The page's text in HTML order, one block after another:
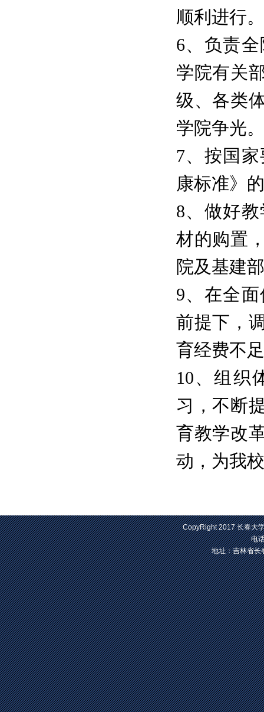
顺利进行。
6、负责
学院有关
级、各类
学院争光。
7、按国
康标准》
8、做好
材的购置
院及基建
9、在全
前提下，
育经费不
10、组织
习，不断
育教学改
动，为我
CopyRight 2017 长春大
电
地址：吉林省长